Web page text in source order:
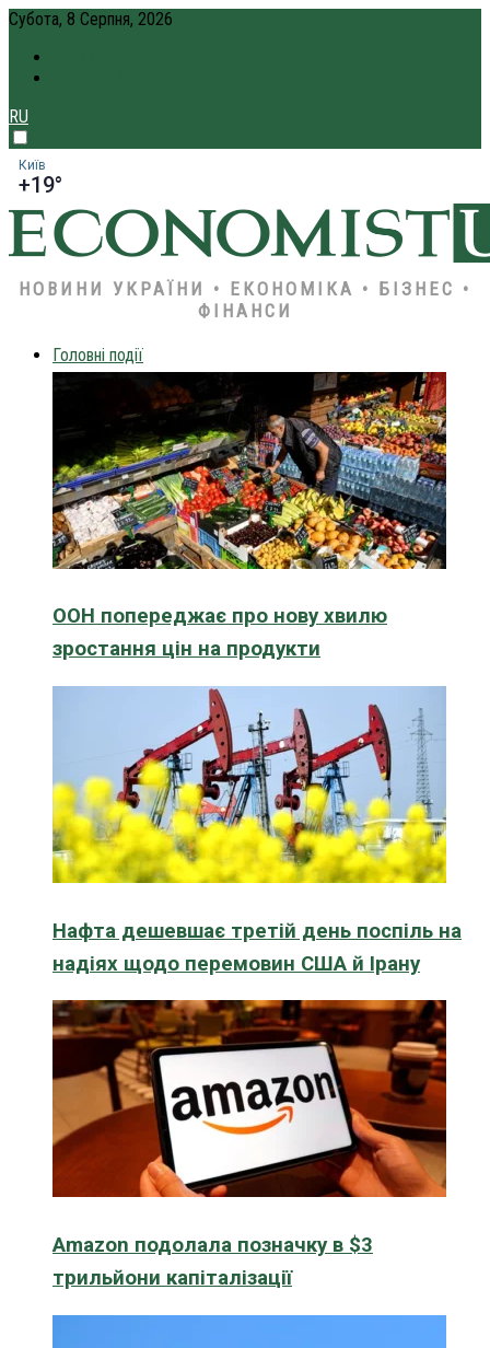
Субота, 8 Серпня, 2026
RU
Київ
+19°
НОВИНИ УКРАЇНИ • ЕКОНОМІКА • БІЗНЕС •
ФІНАНСИ
Головні події
ООН попереджає про нову хвилю
зростання цін на продукти
Нафта дешевшає третій день поспіль на
надіях щодо перемовин США й Ірану
Amazon подолала позначку в $3
трильйони капіталізації